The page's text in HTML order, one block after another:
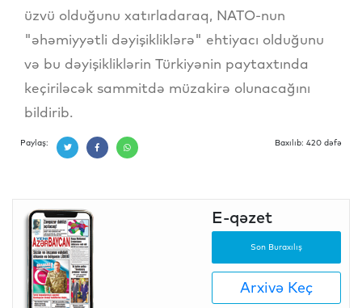
üzvü olduğunu xatırladaraq, NATO-nun
"əhəmiyyətli dəyişikliklərə" ehtiyacı olduğunu
və bu dəyişikliklərin Türkiyənin paytaxtında
keçiriləcək sammitdə müzakirə olunacağını
bildirib.
Paylaş: Baxılıb: 420 dəfə
E-qəzet
Son Buraxılış
Arxivə Keç